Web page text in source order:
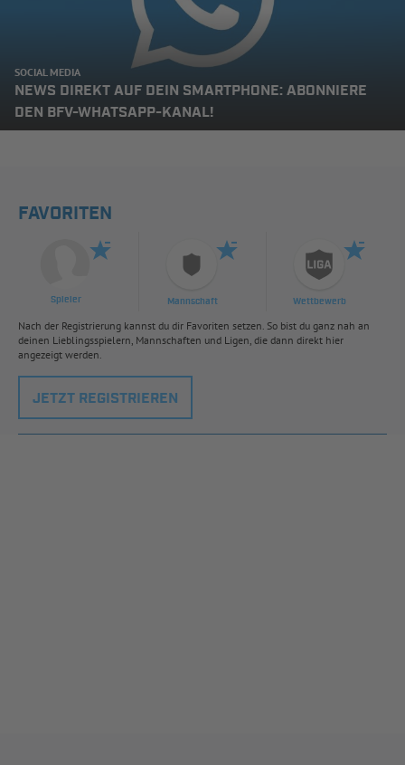
SOCIAL MEDIA
NEWS DIREKT AUF DEIN SMARTPHONE: ABONNIERE
DEN BFV-WHATSAPP-KANAL!
FAVORITEN
Spieler Mannschaft Wettbewerb
Nach der Registrierung kannst du dir Favoriten setzen. So bist du ganz nah an
deinen Lieblingsspielern, Mannschaften und Ligen, die dann direkt hier
angezeigt werden.
JETZT REGISTRIEREN